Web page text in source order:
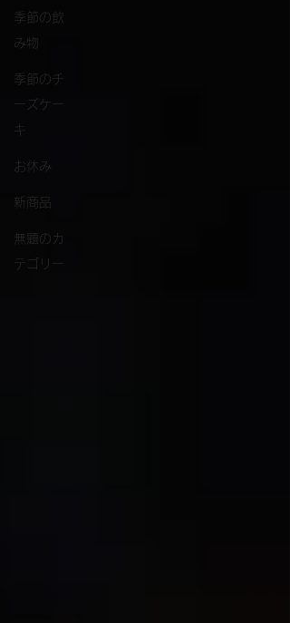
季節の飲
み物
季節のチ
ーズケー
キ
お休み
新商品
無題のカ
テゴリー